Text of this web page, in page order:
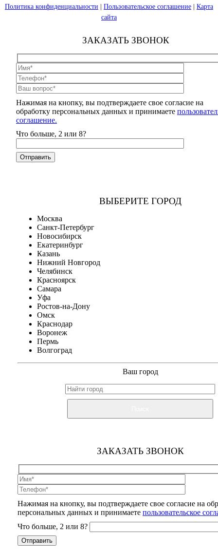
Политика конфиденциальности | Пользовательское соглашение | Карта
сайта
ЗАКАЗАТЬ ЗВОНОК
Нажимая на кнопку, вы подтверждаете свое согласие на
обработку персональных данных и принимаете
соглашение.
Что больше, 2 или 8?
ВЫБЕРИТЕ ГОРОД
Москва
Санкт-Петербург
Новосибирск
Екатеринбург
Казань
Нижний Новгород
Челябинск
Красноярск
Самара
Уфа
Ростов-на-Дону
Омск
Краснодар
Воронеж
Пермь
Волгоград
Ваш город
ЗАКАЗАТЬ ЗВОНОК
Нажимая на кнопку, вы подтверждаете свое согласие на
персональных данных и принимаете пользовательское
Что больше, 2 или 8?